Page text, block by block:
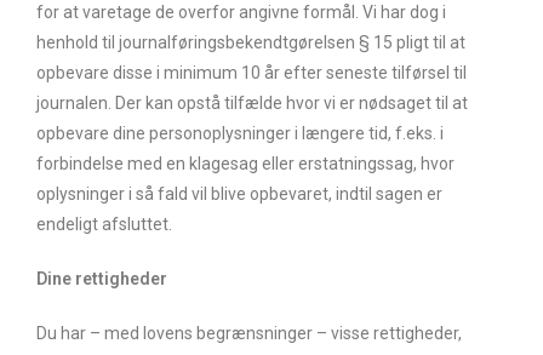
for at varetage de overfor angivne formål. Vi har dog i
henhold til journalføringsbekendtgørelsen § 15 pligt til at
opbevare disse i minimum 10 år efter seneste tilførsel til
journalen. Der kan opstå tilfælde hvor vi er nødsaget til at
opbevare dine personoplysninger i længere tid, f.eks. i
forbindelse med en klagesag eller erstatningssag, hvor
oplysninger i så fald vil blive opbevaret, indtil sagen er
endeligt afsluttet.
Dine rettigheder
Du har – med lovens begrænsninger – visse rettigheder,